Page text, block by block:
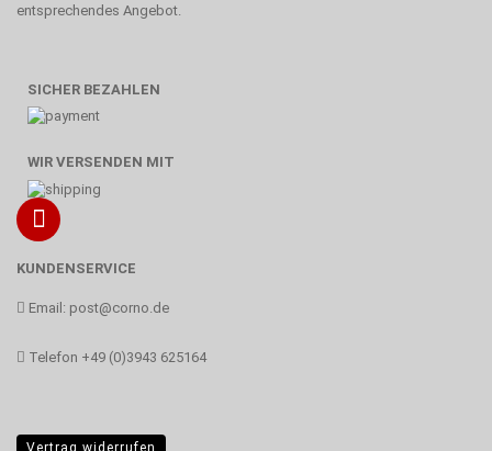
entsprechendes Angebot.
SICHER BEZAHLEN
WIR VERSENDEN MIT
KUNDENSERVICE
Email: post@corno.de
Telefon +49 (0)3943 625164
Vertrag widerrufen